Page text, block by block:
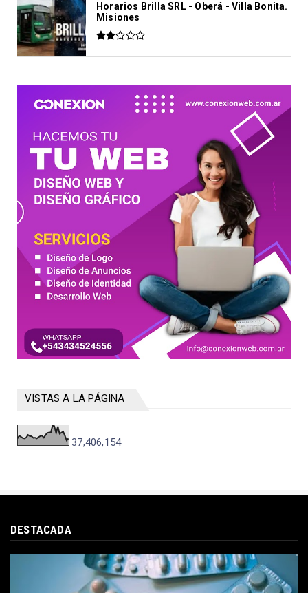
Horarios Brilla SRL - Oberá - Villa Bonita.
Misiones
VISTAS A LA PÁGINA
37,406,154
DESTACADA